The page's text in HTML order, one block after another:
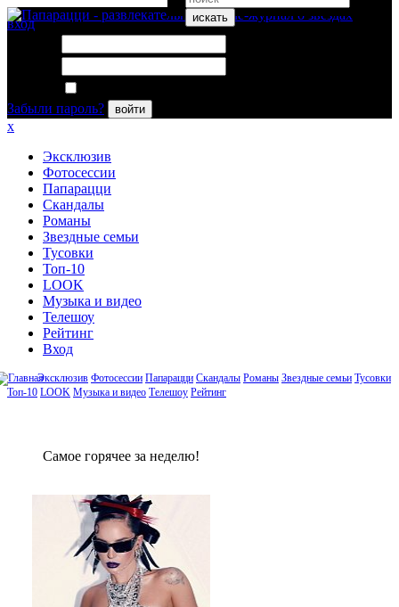
искать
вход
Забыли пароль?
войти
x
Эксклюзив
Фотосессии
Папарацци
Скандалы
Романы
Звездные семьи
Тусовки
Топ-10
LOOK
Музыка и видео
Телешоу
Рейтинг
Вход
Эксклюзив Фотосессии Папарацци Скандалы Романы Звездные семьи Тусовки
Топ-10 LOOK Музыка и видео Телешоу Рейтинг
Сaмое гoрячее за неделю!